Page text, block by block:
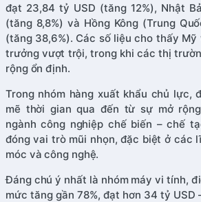
đạt 23,84 tỷ USD (tăng 12%), Nhật
(tăng 8,8%) và Hồng Kông (Trung
(tăng 38,6%). Các số liệu cho thấy
trưởng vượt trội, trong khi các thị
rộng ổn định.
Trong nhóm hàng xuất khẩu chủ lực,
mẽ thời gian qua đến từ sự mở
ngành công nghiệp chế biến – chế
đóng vai trò mũi nhọn, đặc biệt ở các
móc và công nghệ.
Đáng chú ý nhất là nhóm máy vi tính,
mức tăng gần 78%, đạt hơn 34 tỷ USD